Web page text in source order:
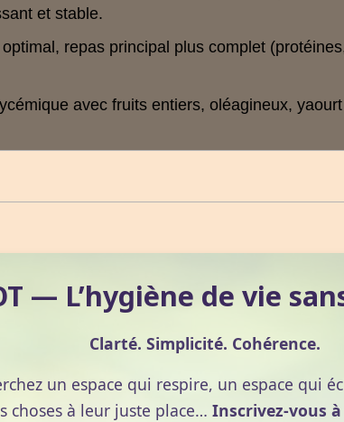
et stable.
repas principal plus complet
avec fruits entiers, oléagineux,
textures, températures et
herbes fraîches, légèreté, relance de
en collation, cuisson douce, sel modéré.
tièdes, épices douces, remontée des
complètes, poissons gras, densité
— L’hygiène de vie
Clarté. Simplicité. Cohérence.
un espace qui respire, un espace qui
choses à leur juste place… Inscrivez-vous